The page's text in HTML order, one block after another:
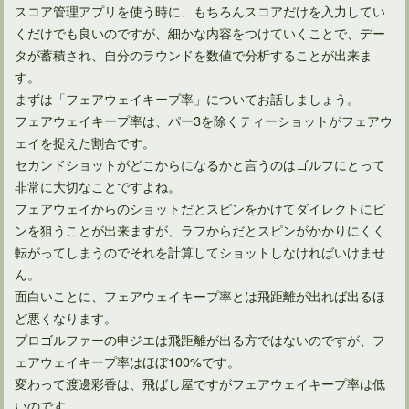
世界トッププロゴルファー松山英樹の年齢や経歴など徹底解析
プロゴルファーになる為のプロテストとQTの関係について
スコア管理アプリを使う時に、もちろんスコアだけを入力してい
くだけでも良いのですが、細かな内容をつけていくことで、デー
タが蓄積され、自分のラウンドを数値で分析することが出来ま
す。
まずは「フェアウェイキープ率」についてお話しましょう。
フェアウェイキープ率は、パー3を除くティーショットがフェアウ
ェイを捉えた割合です。
セカンドショットがどこからになるかと言うのはゴルフにとって
非常に大切なことですよね。
フェアウェイからのショットだとスピンをかけてダイレクトにピ
ンを狙うことが出来ますが、ラフからだとスピンがかかりにくく
転がってしまうのでそれを計算してショットしなければいけませ
ん。
面白いことに、フェアウェイキープ率とは飛距離が出れば出るほ
ど悪くなります。
プロゴルファーの申ジエは飛距離が出る方ではないのですが、フ
ェアウェイキープ率はほぼ100%です。
変わって渡邊彩香は、飛ばし屋ですがフェアウェイキープ率は低
いのです。